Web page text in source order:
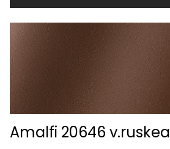
Amalfi 20646 v.ruskea